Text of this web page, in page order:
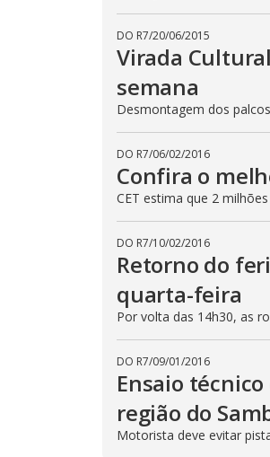
DO R7/20/06/2015
Virada
semana
Desmontagem dos
DO R7/06/02/2016
Confira o
CET estima que 2
DO R7/10/02/2016
Retorno do
quarta-feira
Por volta das 14h30, as
DO R7/09/01/2016
Ensaio
região do
Motorista deve evitar